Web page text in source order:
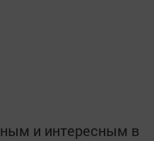
и интересным в